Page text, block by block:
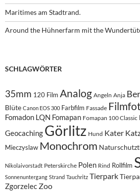
Maritimes am Stadtrand.
Around the Hühnerfarm mit the
SCHLAGWÖRTER
35mm 120 Film Analog Angeln Anja
Blüte Canon EOS 300 Farbfilm Fassade
Fomadon LQN Fomapan Fomapan 100 Classic
Geocaching Görlitz Hund Kater
Mieczyslaw Monochrom
Nikolaivorstadt Peterskirche Polen Rind Rollfilm
Sonnenuntergang Strand Tauchritz Tierpark
Zgorzelec Zoo